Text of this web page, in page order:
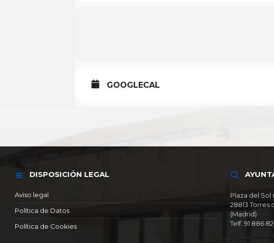
GOOGLECAL
DISPOSICIÓN LEGAL
Aviso legal
Política de Datos
Política de Cookies
Plaza del Sol
28813 Torres
(Madrid)
Telf. 91 886